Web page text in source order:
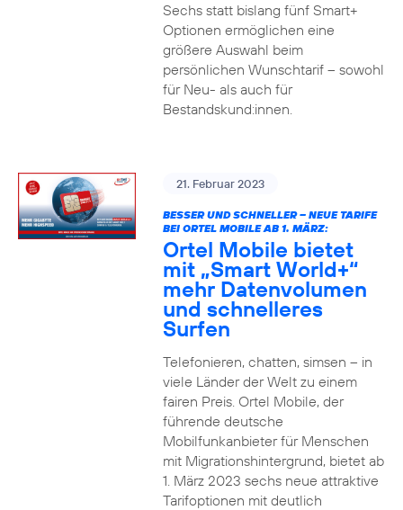
Sechs statt bislang fünf Smart+
Optionen ermöglichen eine
größere Auswahl beim
persönlichen Wunschtarif – sowohl
für Neu- als auch für
Bestandskund:innen.
21. Februar 2023
BESSER UND SCHNELLER – NEUE TARIFE
BEI ORTEL MOBILE AB 1. MÄRZ:
Ortel Mobile bietet
mit „Smart World+“
mehr Datenvolumen
und schnelleres
Surfen
Telefonieren, chatten, simsen – in
viele Länder der Welt zu einem
fairen Preis. Ortel Mobile, der
führende deutsche
Mobilfunkanbieter für Menschen
mit Migrationshintergrund, bietet ab
1. März 2023 sechs neue attraktive
Tarifoptionen mit deutlich